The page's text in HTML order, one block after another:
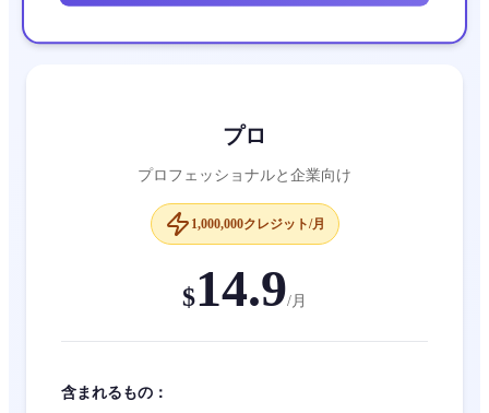
プロ
プロフェッショナルと企業向け
1,000,000クレジット/月
$14.9/月
含まれるもの：